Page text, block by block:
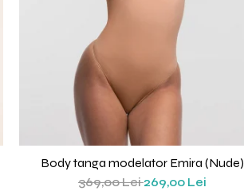
Body tanga modelator Emira (Nude)
369,00 Lei269,00 Lei